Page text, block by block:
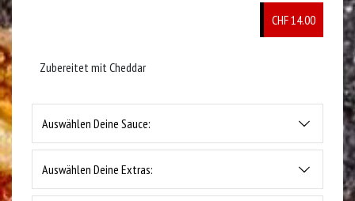
CHF14.00
Zubereitet mit Cheddar
Auswählen Deine Sauce:
Auswählen Deine Extras: